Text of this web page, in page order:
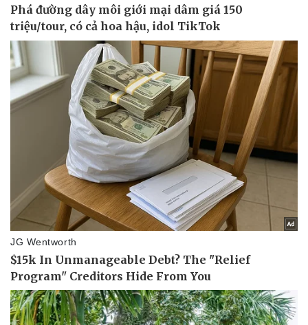
Pháp luật
Vụ án
Tin nóng
Quân sự - Quốc phòng
Vũ khí
Việt Nam
Phân tích